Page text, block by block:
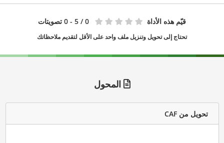
قيّم هذه الأداة 0 / 5 - 0 تصويتات
تحتاج إلى تحويل وتنزيل ملف واحد على الأقل لتقديم ملاحظاتك
المحول
تحويل من CAF